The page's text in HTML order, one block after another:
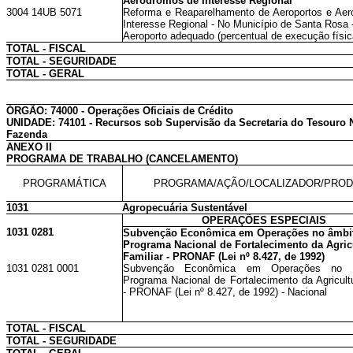
3004 14UB 5071
Reforma e Reaparelhamento de Aeroportos e
Interesse Regional - No Município de Santa Rosa
Aeroporto adequado (percentual de execução
TOTAL - FISCAL
TOTAL - SEGURIDADE
TOTAL - GERAL
ÓRGÃO: 74000 - Operações Oficiais de Crédito
UNIDADE: 74101 - Recursos sob Supervisão da Secretaria do
Fazenda
ANEXO II
PROGRAMA DE TRABALHO (CANCELAMENTO)
PROGRAMÁTICA PROGRAMA/AÇÃO/LOCALIZADOR/
1031
Agropecuária Sustentável
OPERAÇÕES ESPECIAIS
1031 0281
Subvenção Econômica em Operações no
Programa Nacional de Fortalecimento da
Familiar - PRONAF (Lei nº 8.427, de 1992)
1031 0281 0001
Subvenção Econômica em Operações no
Programa Nacional de Fortalecimento da
- PRONAF (Lei nº 8.427, de 1992) - Nacional
TOTAL - FISCAL
TOTAL - SEGURIDADE